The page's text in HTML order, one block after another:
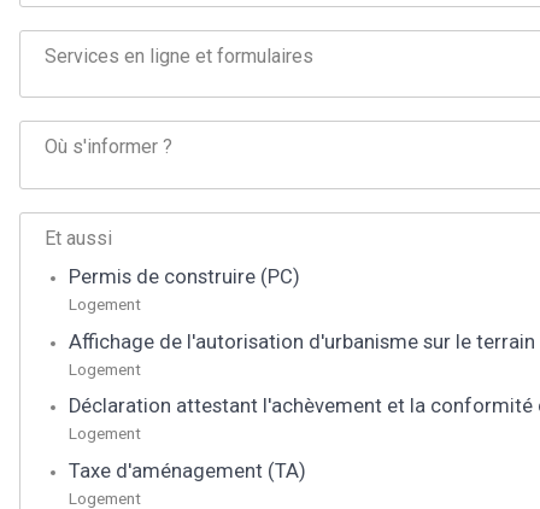
Services en ligne et formulaires
Où s'informer ?
Et aussi
Permis de construire (PC)
Logement
Affichage de l'autorisation d'urbanisme sur le
Logement
Déclaration attestant l'achèvement et la conformité
Logement
Taxe d'aménagement (TA)
Logement